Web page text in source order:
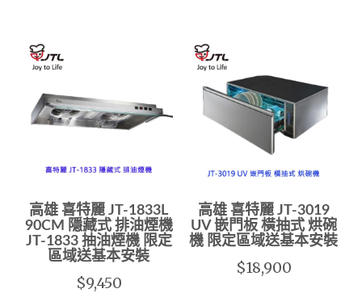
高雄 喜特麗 JT-1833L
90CM 隱藏式 排油煙機
JT-1833 抽油煙機 限定
區域送基本安裝
$9,450
高雄 喜特麗 JT-3019
UV 嵌門板 橫抽式 烘碗
機 限定區域送基本安裝
$18,900